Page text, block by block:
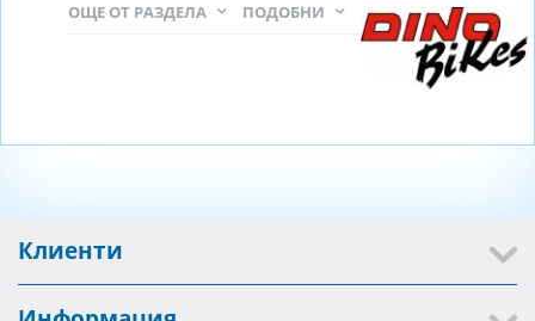
ПОДОБНИ
ОЩЕ ОТ РАЗДЕЛА
Клиенти